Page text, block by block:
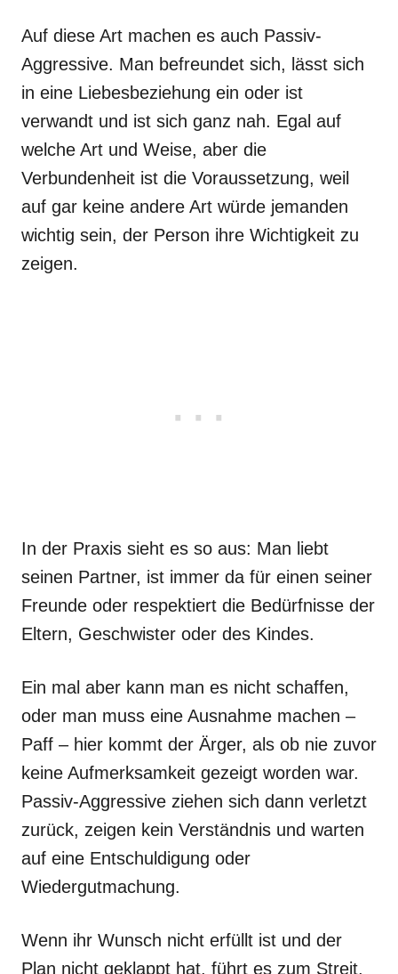
Auf diese Art machen es auch Passiv-
Aggressive. Man befreundet sich, lässt sich
in eine Liebesbeziehung ein oder ist
verwandt und ist sich ganz nah. Egal auf
welche Art und Weise, aber die
Verbundenheit ist die Voraussetzung, weil
auf gar keine andere Art würde jemanden
wichtig sein, der Person ihre Wichtigkeit zu
zeigen.
In der Praxis sieht es so aus: Man liebt
seinen Partner, ist immer da für einen seiner
Freunde oder respektiert die Bedürfnisse der
Eltern, Geschwister oder des Kindes.
Ein mal aber kann man es nicht schaffen,
oder man muss eine Ausnahme machen –
Paff – hier kommt der Ärger, als ob nie zuvor
keine Aufmerksamkeit gezeigt worden war.
Passiv-Aggressive ziehen sich dann verletzt
zurück, zeigen kein Verständnis und warten
auf eine Entschuldigung oder
Wiedergutmachung.
Wenn ihr Wunsch nicht erfüllt ist und der
Plan nicht geklappt hat, führt es zum Streit,